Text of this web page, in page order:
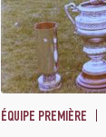
ÉQUIPE PREMIÈRE